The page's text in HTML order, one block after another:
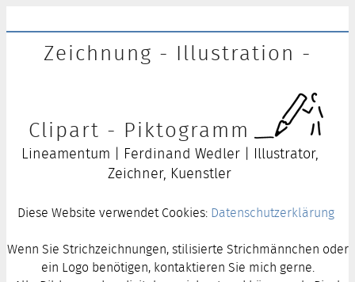
Zeichnung - Illustration -
Clipart - Piktogramm
Lineamentum | Ferdinand Wedler | Illustrator,
Zeichner, Kuenstler
Diese Website verwendet Cookies: Datenschutzerklärung
Wenn Sie Strichzeichnungen, stilisierte Strichmännchen oder
ein Logo benötigen, kontaktieren Sie mich gerne.